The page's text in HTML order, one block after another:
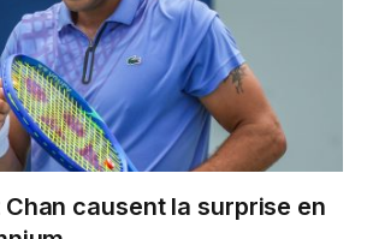
causent la surprise en